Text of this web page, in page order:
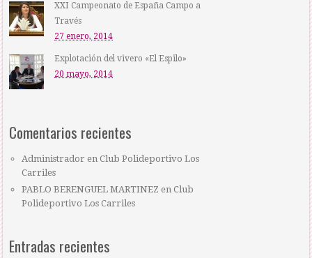
XXI Campeonato de España Campo a
Través
27 enero, 2014
Explotación del vivero «El Espilo»
20 mayo, 2014
Comentarios recientes
Administrador en Club Polideportivo Los
Carriles
PABLO BERENGUEL MARTINEZ en Club
Polideportivo Los Carriles
Entradas recientes